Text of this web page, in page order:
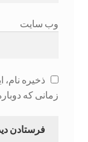
وب‌ سایت
ذخیره
زمانی که